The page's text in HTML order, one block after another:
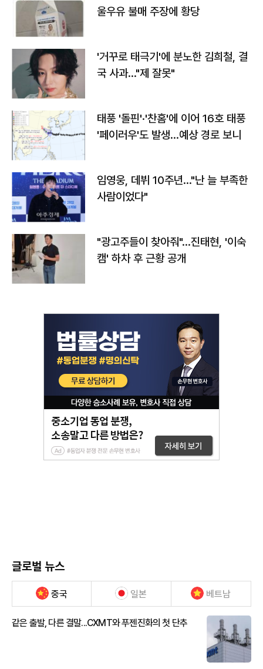
울우유 불매 주장에 황당
'거꾸로 태극기'에 분노한 김희철, 결
국 사과…"제 잘못"
태풍 '돌핀'·'찬홈'에 이어 16호 태풍
'페이러우'도 발생…예상 경로 보니
임영웅, 데뷔 10주년…"난 늘 부족한
사람이었다"
"광고주들이 찾아줘"…진태현, '이숙
캠' 하차 후 근황 공개
글로벌 뉴스
중국 일본 베트남
같은 출발, 다른 결말...CXMT와 푸젠진화의 첫 단추